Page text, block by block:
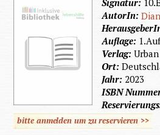
AutorIn:
Auflage:
Verlag:
Ort:
Jahr: 2023
ISBN
bitte anmelden um zu reservieren >>